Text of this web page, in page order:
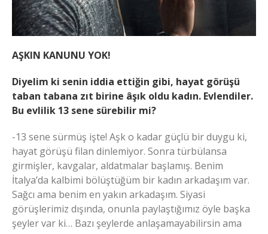
AŞKIN KANUNU YOK!
Diyelim ki senin iddia ettiğin gibi, hayat görüşü
taban tabana zıt birine âşık oldu kadın. Evlendiler.
Bu evlilik 13 sene sürebilir mi?
-13 sene sürmüş işte! Aşk o kadar güçlü bir duygu ki,
hayat görüşü filan dinlemiyor. Sonra türbülansa
girmişler, kavgalar, aldatmalar başlamış. Benim
İtalya’da kalbimi bölüştüğüm bir kadın arkadaşım var.
Sağcı ama benim en yakın arkadaşım. Siyasi
görüşlerimiz dışında, onunla paylaştığımız öyle başka
şeyler var ki… Bazı şeylerde anlaşamayabilirsin ama